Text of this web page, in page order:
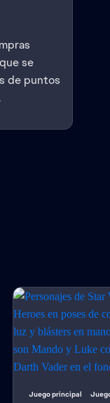
se
de puntos
Juego principal